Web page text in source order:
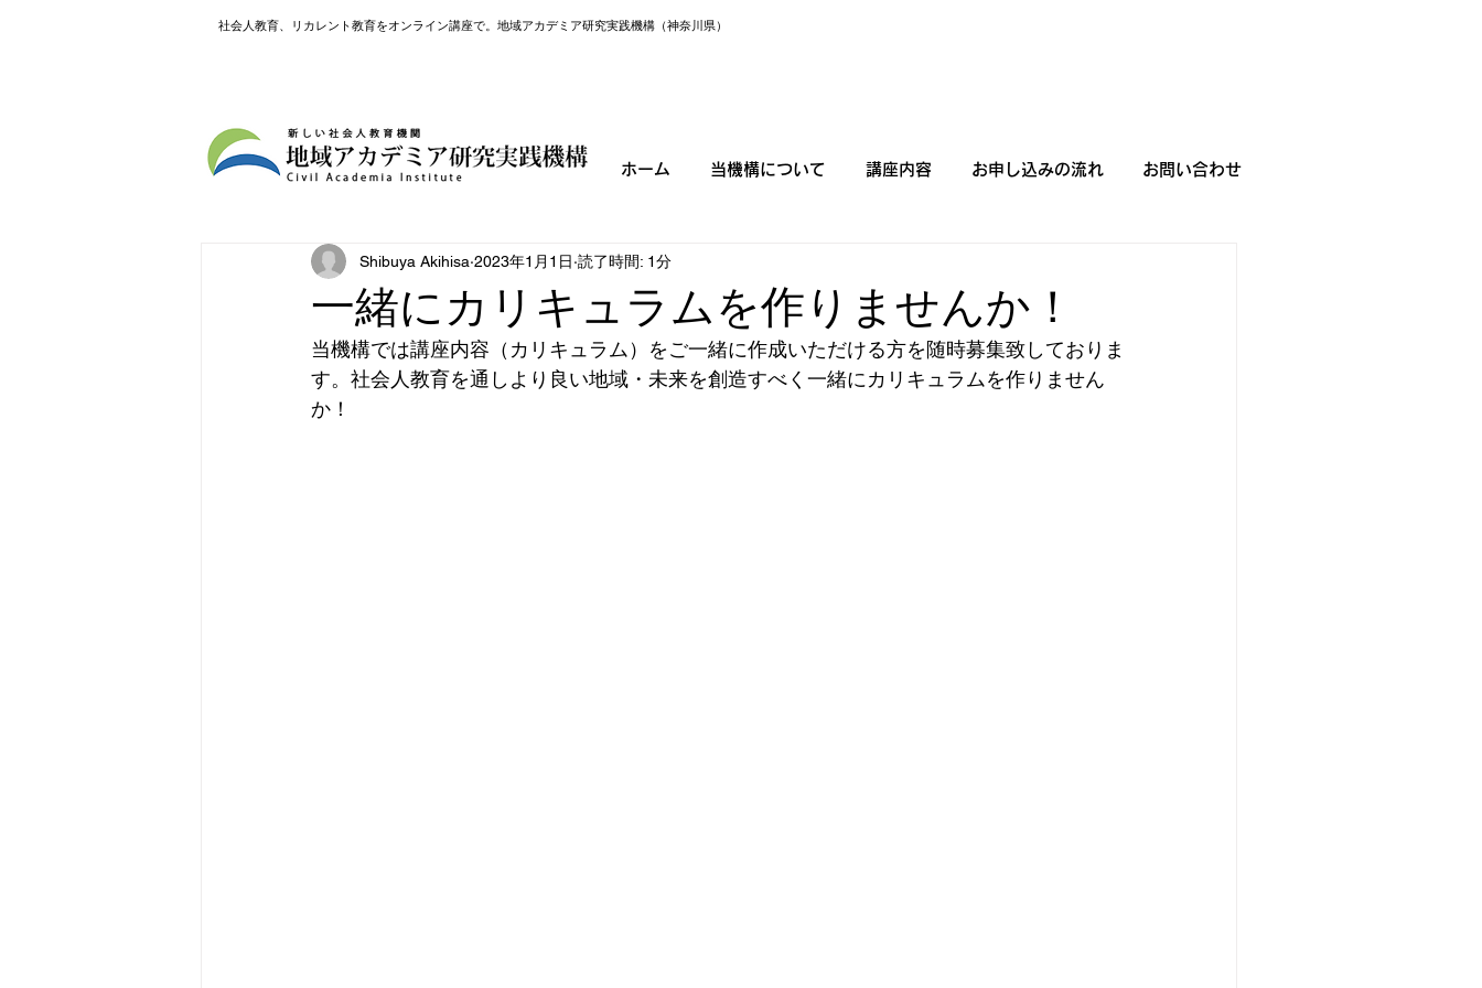
社会人教育、リカレント教育をオンライン講座で。地域アカデミア研究実践機構（神奈川県）
ホーム 当機構について 講座内容 お申し込みの流れ お問い合わせ
一緒にカリキュラムを作りませんか！
Shibuya Akihisa 2023年1月1日 読了時間: 1分
当機構では講座内容（カリキュラム）をご一緒に作成いただける方を随時募集致しておりま
す。社会人教育を通しより良い地域・未来を創造すべく一緒にカリキュラムを作りません
か！